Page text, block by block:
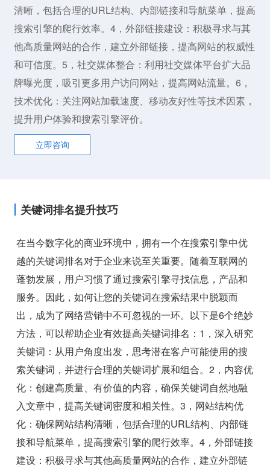
清晰，包括合理的URL结构、内部链接和导航菜单，提高
搜索引擎的爬行效率。4，外部链接建设：积极寻求与其
他高质量网站的合作，建立外部链接，提高网站的权威性
和可信度。5，社交媒体整合：利用社交媒体平台扩大品
牌曝光度，吸引更多用户访问网站，提高网站流量。6，
技术优化：关注网站加载速度、移动友好性等技术因素，
提升用户体验和搜索引擎评价。
立即咨询
关键词排名提升技巧
在当今数字化的商业环境中，拥有一个在搜索引擎中优
越的关键词排名对于企业来说至关重要。随着互联网的
蓬勃发展，用户习惯了通过搜索引擎寻找信息，产品和
服务。因此，如何让您的关键词在搜索结果中脱颖而
出，成为了网络营销中不可忽视的一环。以下是6个绝妙
方法，可以帮助企业有效提高关键词排名：1，深入研究
关键词：从用户角度出发，思考潜在客户可能使用的搜
索关键词，并进行合理的关键词扩展和组合。2，内容优
化：创建高质量、有价值的内容，确保关键词自然地融
入文章中，提高关键词密度和相关性。3，网站结构优
化：确保网站结构清晰，包括合理的URL结构、内部链
接和导航菜单，提高搜索引擎的爬行效率。4，外部链接
建设：积极寻求与其他高质量网站的合作，建立外部链